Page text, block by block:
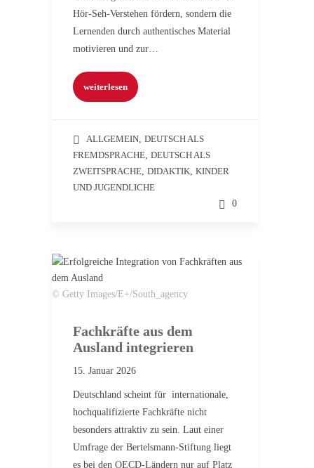
Hör-Seh-Verstehen fördern, sondern die
Lernenden durch authentisches Material
motivieren und zur…
weiterlesen
ALLGEMEIN, DEUTSCH ALS
FREMDSPRACHE, DEUTSCH ALS
ZWEITSPRACHE, DIDAKTIK, KINDER
UND JUGENDLICHE
0
© Getty Images/E+/South_agency
Fachkräfte aus dem
Ausland integrieren
15. Januar 2026
Deutschland scheint für internationale,
hochqualifizierte Fachkräfte nicht
besonders attraktiv zu sein. Laut einer
Umfrage der Bertelsmann-Stiftung liegt
es bei den OECD-Ländern nur auf Platz